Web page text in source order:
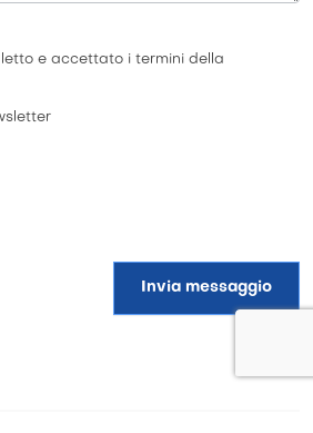
e accettato i termini della
Invia messaggio